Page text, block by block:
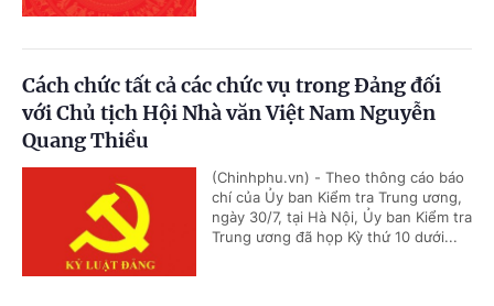
Cách chức tất cả các chức vụ trong Đảng đối
với Chủ tịch Hội Nhà văn Việt Nam Nguyễn
Quang Thiều
(Chinhphu.vn) - Theo thông cáo báo
chí của Ủy ban Kiểm tra Trung ương,
ngày 30/7, tại Hà Nội, Ủy ban Kiểm tra
Trung ương đã họp Kỳ thứ 10 dưới...